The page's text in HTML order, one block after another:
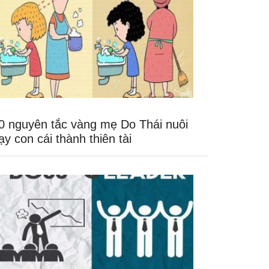
nguyên tắc vàng mẹ Do Thái nuôi
con cái thành thiên tài